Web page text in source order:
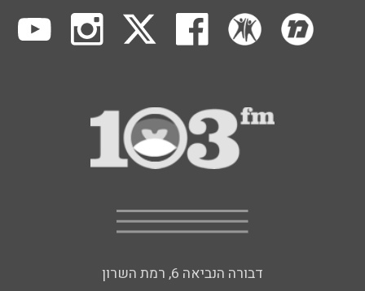
דבורה הנביאה 6, רמת השרון